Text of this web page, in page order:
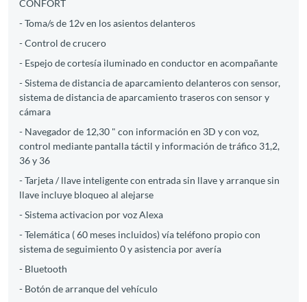
CONFORT
- Toma/s de 12v en los asientos delanteros
- Control de crucero
- Espejo de cortesía iluminado en conductor en acompañante
- Sistema de distancia de aparcamiento delanteros con sensor,
sistema de distancia de aparcamiento traseros con sensor y
cámara
- Navegador de 12,30 " con información en 3D y con voz,
control mediante pantalla táctil y información de tráfico 31,2,
36 y 36
- Tarjeta / llave inteligente con entrada sin llave y arranque sin
llave incluye bloqueo al alejarse
- Sistema activacion por voz Alexa
- Telemática ( 60 meses incluidos) vía teléfono propio con
sistema de seguimiento 0 y asistencia por avería
- Bluetooth
- Botón de arranque del vehículo